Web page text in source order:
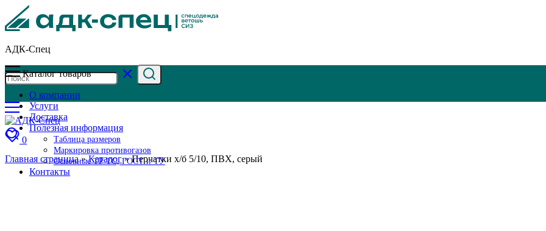
АДК-Спец
0
Каталог товаров
О компании
Услуги
Доставка
Полезная информация
Таблица размеров
Маркировка противогазов
Основные ТР ТС, ГОСТ и ТУ
Контакты
Главная страница»Каталог»Перчатки х/б 5/10, ПВХ, серый